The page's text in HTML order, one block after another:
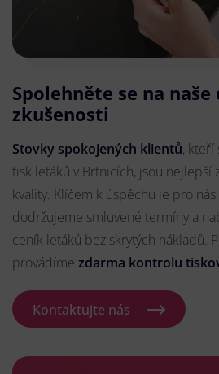
Spolehněte se na
zkušenosti
Stovky spokojených klientů, kteří
tisk letáků v Brtnicích, jsou nejlepší
kvality. Klíčem k úspěchu je pro nás
dodržujeme smluvené termíny a
ceník letáků bez skrytých nákladů.
provádíme zdarma kontrolu
Kontaktujte nás